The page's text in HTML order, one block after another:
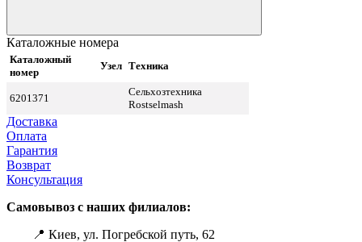
Каталожные номера
Каталожный
номер
Узел Техника
6201371
Сельхозтехника
Rostselmash
Доставка
Оплата
Гарантия
Возврат
Консультация
Самовывоз с наших филиалов:
📍 Киев, ул. Погребской путь, 62